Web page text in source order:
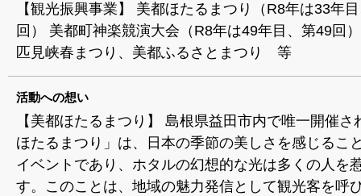
【観光振興事業】 美都ほたるまつり（R8年は33年
回） 美都町神楽競演大会（R8年は49年目、第49回
匹見峡春まつり、美都ふるさとまつり 等
活動への想い
【美都ほたるまつり】 島根県益田市内で唯一開催さ
ほたるまつり」は、日本の季節の美しさを感じるこ
イベントであり、ホタルの幻想的な光は多くの人を
す。このことは、地域の魅力発信として観光客を呼